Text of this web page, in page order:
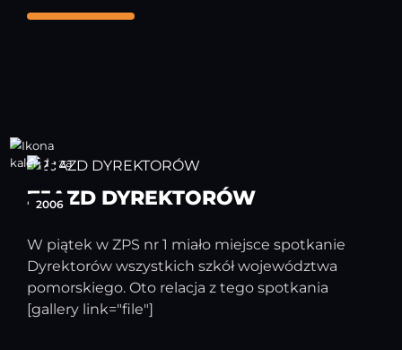
18
2006
ZJAZD DYREKTORÓW
W piątek w ZPS nr 1 miało miejsce spotkanie
Dyrektorów wszystkich szkół województwa
pomorskiego. Oto relacja z tego spotkania
[gallery link="file"]